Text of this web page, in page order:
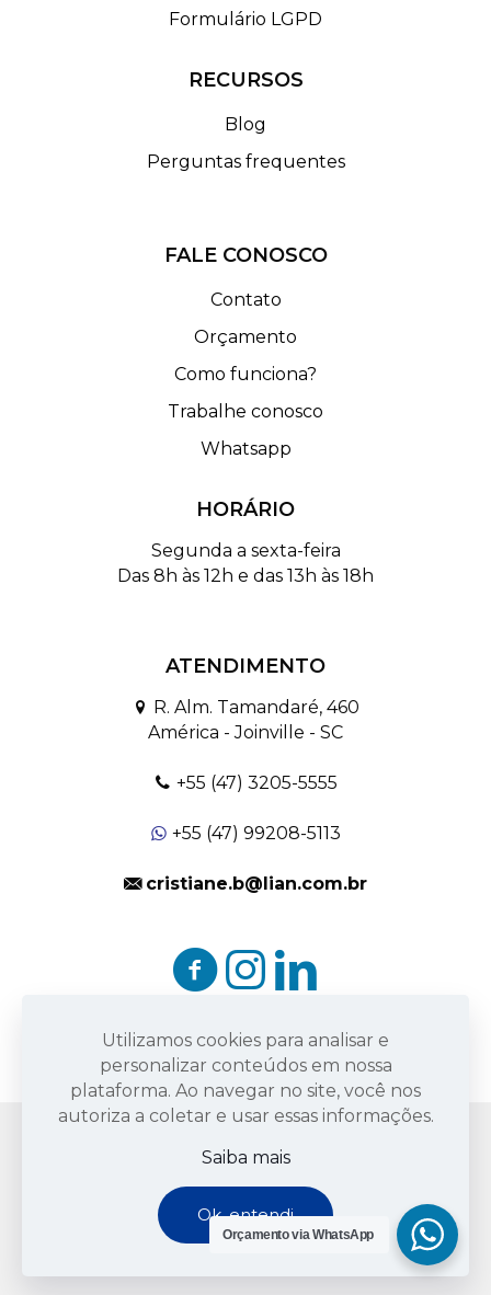
Formulário LGPD
RECURSOS
Blog
Perguntas frequentes
FALE CONOSCO
Contato
Orçamento
Como funciona?
Trabalhe conosco
Whatsapp
HORÁRIO
Segunda a sexta-feira
Das 8h às 12h e das 13h às 18h
ATENDIMENTO
R. Alm. Tamandaré, 460
América - Joinville - SC
+55 (47) 3205-5555
+55 (47) 99208-5113
cristiane.b@lian.com.br
© 2022 Lian Card - 03.592.583/0001-85 -
Todos os direitos reservados.
Utilizamos cookies para analisar e
personalizar conteúdos em nossa
plataforma. Ao navegar no site, você nos
autoriza a coletar e usar essas informações.
Saiba mais
Ok, entendi
Orçamento via WhatsApp